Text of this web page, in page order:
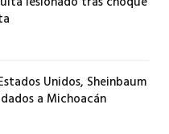
Unidos, Sheinbaum
a Michoacán